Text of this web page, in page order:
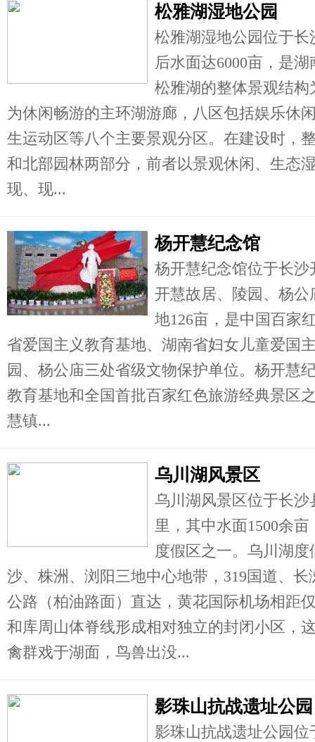
松雅湖湿地公园
松雅湖湿地公园位于
后水面达6000亩，是
松雅湖的整体景观结构
为休闲畅游的主环湖游廊，八区包括娱乐休
生运动区等八个主要景观分区。在建设时，
和北部园林两部分，前者以景观休闲、生态
现、现...
杨开慧纪念馆
杨开慧纪念馆位于长
开慧故居、陵园、杨
地126亩，是中国百家
省爱国主义教育基地、湖南省妇女儿童爱国
园、杨公庙三处省级文物保护单位。杨开慧
教育基地和全国首批百家红色旅游经典景区
慧镇...
乌川湖风景区
乌川湖风景区位于长
里，其中水面1500余
度假区之一。乌川湖
沙、株洲、浏阳三地中心地带，319国道、
公路（柏油路面）直达，黄花国际机场相距
和库周山体脊线形成相对独立的封闭小区，
禽群戏于湖面，鸟兽出没...
影珠山抗战遗址公园
影珠山抗战遗址公园